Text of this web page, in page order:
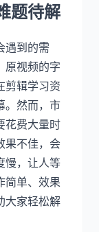
题待解
遇到的需
原视频的字
剪辑学习资
。然而，市
花费大量时
果不佳，会
慢，让人等
简单、效果
大家轻松解